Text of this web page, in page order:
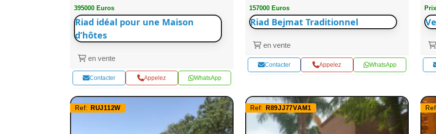
395000 Euros
Riad idéal pour une Maison
d’hôtes
en vente
Contacter Appelez WhatsApp
157000 Euros
Riad Bejmat Traditionnel
en vente
Contacter Appelez WhatsApp
Ref: RUJ112W Ref: R89JJ77VAM1